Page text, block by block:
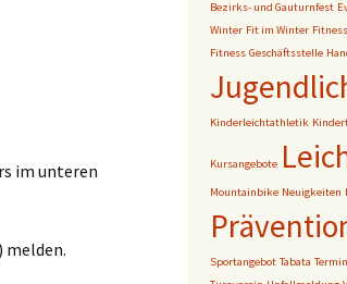
Wirbelsäulen-Gymnastik
im unteren
melden.
Bezirks- und Gauturnfest
Winter Fit im Winter Fitness
Fitness Geschäftsstelle
Kinderleichtathletik
Kursangebote
Mountainbike Neuigkeiten
Sportangebot Tabata